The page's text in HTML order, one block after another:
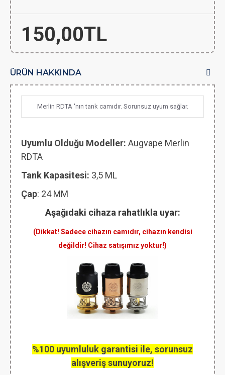
150,00TL
ÜRÜN HAKKINDA
Merlin RDTA 'nın tank camıdır. Sorunsuz uyum sağlar.
Uyumlu Olduğu Modeller: Augvape Merlin
RDTA
Tank Kapasitesi: 3,5 ML
Çap: 24 MM
Aşağıdaki cihaza rahatlıkla uyar:
(Dikkat! Sadece cihazın camıdır, cihazın kendisi
değildir! Cihaz satışımız yoktur!)
%100 uyumluluk garantisi ile, sorunsuz
alışveriş sunuyoruz!